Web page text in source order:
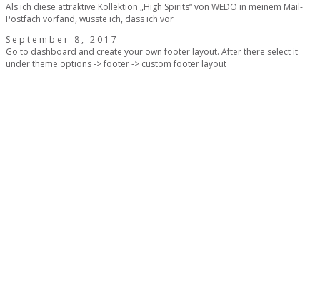
Als ich diese attraktive Kollektion „High Spirits“ von WEDO in meinem Mail-
Postfach vorfand, wusste ich, dass ich vor
September 8, 2017
Go to dashboard and create your own footer layout. After there select it
under theme options -> footer -> custom footer layout